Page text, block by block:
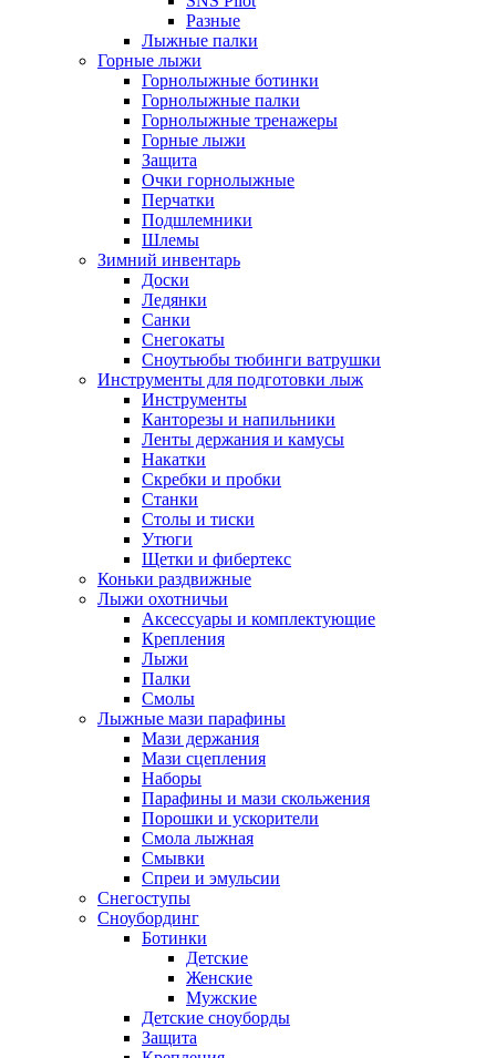
Разные
Лыжные палки
Горные лыжи
Горнoлыжные ботинки
Горнолыжные палки
Горнолыжные тренажеры
Горные лыжи
Защита
Очки горнолыжные
Перчатки
Подшлемники
Шлемы
Зимний инвентарь
Доски
Ледянки
Санки
Снегокаты
Сноутьюбы тюбинги ватрушки
Инструменты для подготовки лыж
Инструменты
Канторезы и напильники
Ленты держания и камусы
Накатки
Скребки и пробки
Станки
Столы и тиски
Утюги
Щетки и фибертекс
Коньки раздвижные
Лыжи охотничьи
Аксессуары и комплектующие
Крепления
Лыжи
Палки
Смолы
Лыжные мази парафины
Мази держания
Мази сцепления
Наборы
Парафины и мази скольжения
Порошки и ускорители
Смола лыжная
Смывки
Спреи и эмульсии
Снегоступы
Сноубординг
Ботинки
Детские
Женские
Мужские
Детские сноуборды
Защита